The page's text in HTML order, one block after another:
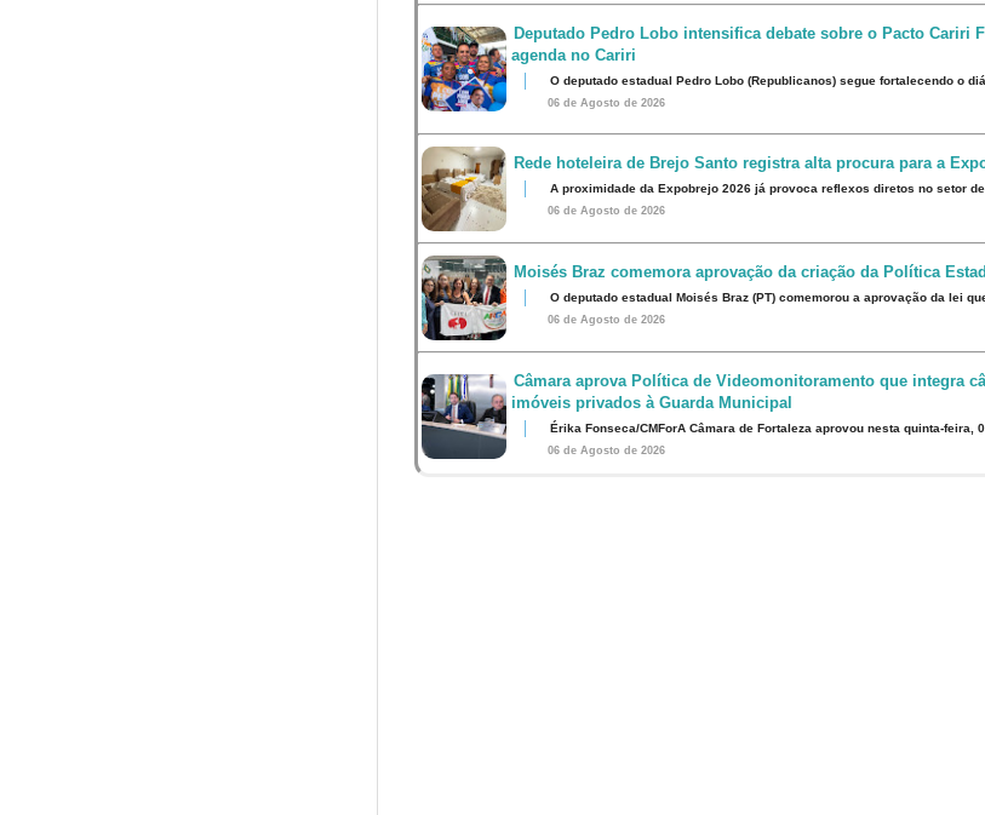
Deputado Pedro Lobo intensifica debate sobre o Pacto Cariri
agenda no Cariri
O deputado estadual Pedro Lobo (Republicanos) segue fortalecendo o
06 de Agosto de 2026
Rede hoteleira de Brejo Santo registra alta procura para a
A proximidade da Expobrejo 2026 já provoca reflexos diretos no setor de
06 de Agosto de 2026
Moisés Braz comemora aprovação da criação da Política
O deputado estadual Moisés Braz (PT) comemorou a aprovação da lei
06 de Agosto de 2026
Câmara aprova Política de Videomonitoramento que integra
imóveis privados à Guarda Municipal
Érika Fonseca/CMForA Câmara de Fortaleza aprovou nesta quinta-feira,
06 de Agosto de 2026